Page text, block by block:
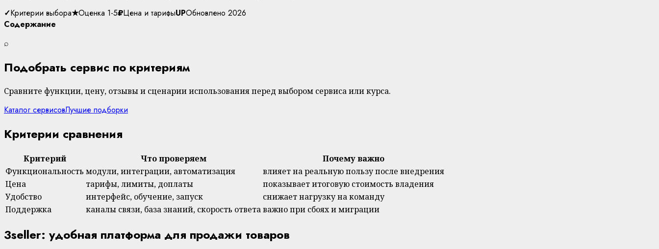
✓Критерии выбора★Оценка 1-5₽Цена и тарифыUPОбновлено 2026
Содержание
⌕
Подобрать сервис по критериям
Сравните функции, цену, отзывы и сценарии использования перед выбором сервиса или курса.
Каталог сервисовЛучшие подборки
Критерии сравнения
Критерий Что проверяем
Почему важно
Функциональность модули, интеграции, автоматизация
влияет на реальную пользу после внедрения
Цена
тарифы, лимиты, доплаты
показывает итоговую стоимость владения
Удобство
интерфейс, обучение, запуск
снижает нагрузку на команду
Поддержка
каналы связи, база знаний, скорость ответаважно при сбоях и миграции
3seller: удобная платформа для продажи товаров